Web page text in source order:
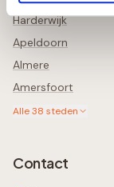
Harderwijk
Apeldoorn
Almere
Amersfoort
Alle38 steden
Contact